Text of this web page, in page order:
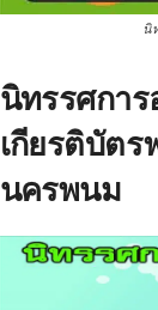
นิ
นิทรรศกา
เกียรติบัต
นครพนม